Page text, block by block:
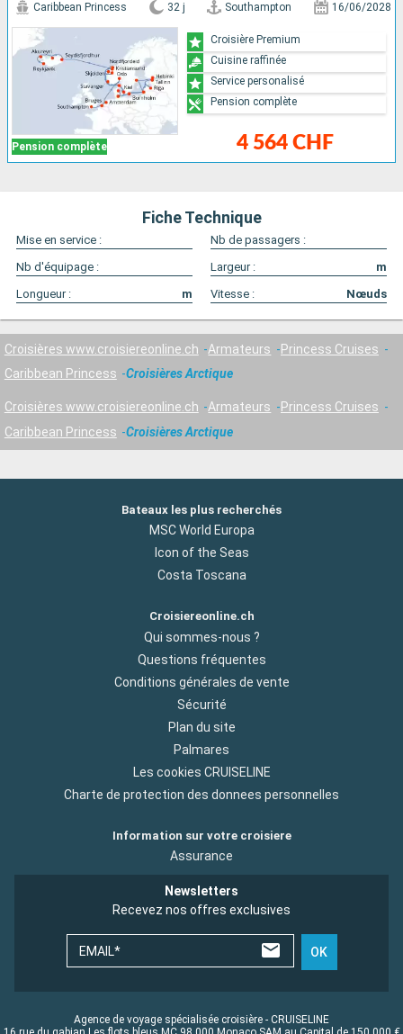
Pension complète
Caribbean Princess 32 j Southampton 16/06/2028
4 564 CHF
Croisière Premium
Cuisine raffinée
Service personalisé
Pension complète
Fiche Technique
Mise en service :
Nb de passagers :
Nb d'équipage :
Largeur :
m
Longueur :
m Vitesse : Nœuds
Croisières www.croisiereonline.ch Armateurs
Princess Cruises
Caribbean Princess
Croisières Arctique
Croisières www.croisiereonline.ch Armateurs
Princess Cruises
Caribbean Princess
Croisières Arctique
Bateaux les plus recherchés
MSC World Europa
Icon of the Seas
Costa Toscana
Croisiereonline.ch
Qui sommes-nous ?
Questions fréquentes
Conditions générales de vente
Sécurité
Plan du site
Palmares
Les cookies CRUISELINE
Charte de protection des donnees personnelles
Information sur votre croisiere
Assurance
Newsletters
Recevez nos offres exclusives
EMAIL* OK
Agence de voyage spécialisée croisière - CRUISELINE